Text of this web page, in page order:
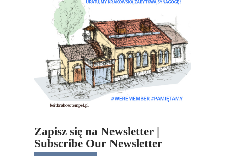
Zapisz się na Newsletter |
Subscribe Our Newsletter